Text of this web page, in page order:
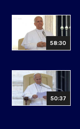
58:30
50:37